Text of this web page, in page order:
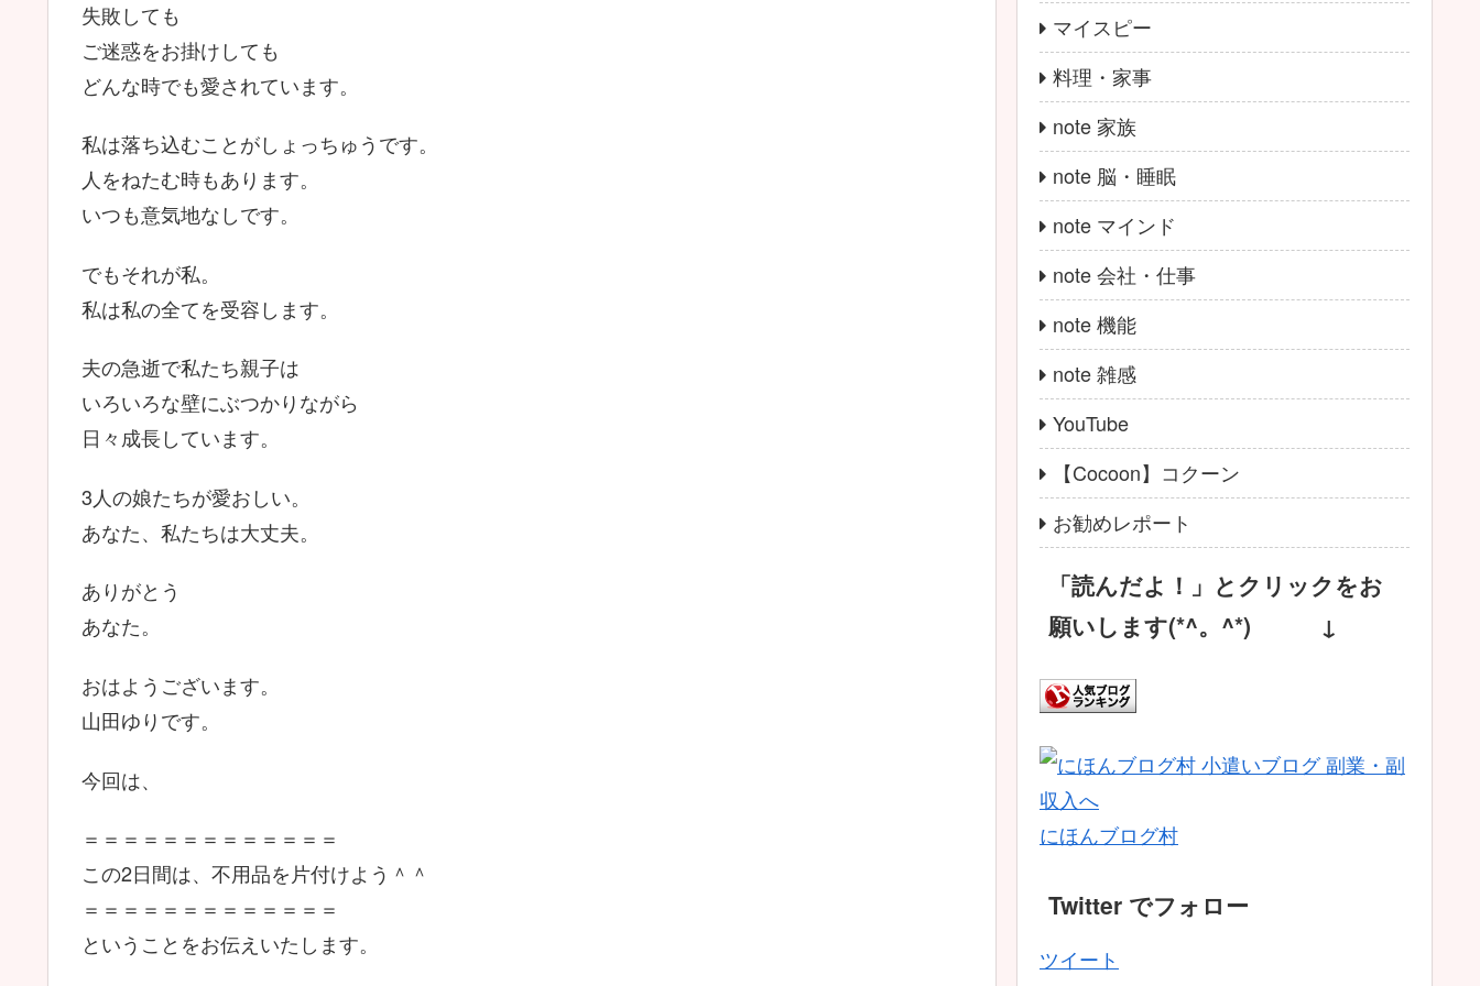
失敗しても
ご迷惑をお掛けしても
どんな時でも愛されています。
私は落ち込むことがしょっちゅうです。
人をねたむ時もあります。
いつも意気地なしです。
でもそれが私。
私は私の全てを受容します。
夫の急逝で私たち親子は
いろいろな壁にぶつかりながら
日々成長しています。
3人の娘たちが愛おしい。
あなた、私たちは大丈夫。
ありがとう
あなた。
おはようございます。
山田ゆりです。
今回は、
＝＝＝＝＝＝＝＝＝＝＝＝＝
この2日間は、不用品を片付けよう＾＾
＝＝＝＝＝＝＝＝＝＝＝＝＝
ということをお伝えいたします。
マイスピー
料理・家事
note 家族
note 脳・睡眠
note マインド
note 会社・仕事
note 機能
note 雑感
YouTube
【Cocoon】コクーン
お勧めレポート
「読んだよ！」とクリックをお
願いします(*^。^*) ↓
にほんブログ村
Twitter でフォロー
ツイート